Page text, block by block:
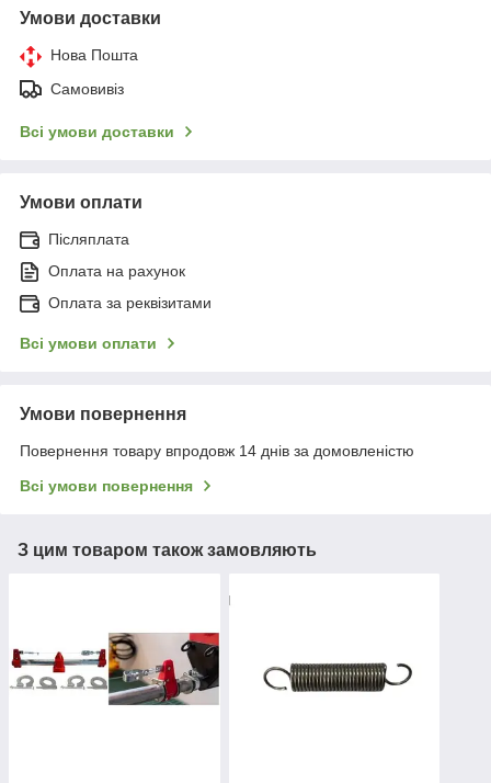
Умови доставки
Нова Пошта
Самовивіз
Всі умови доставки
Умови оплати
Післяплата
Оплата на рахунок
Оплата за реквізитами
Всі умови оплати
Умови повернення
Повернення товару впродовж 14 днів за домовленістю
Всі умови повернення
З цим товаром також замовляють